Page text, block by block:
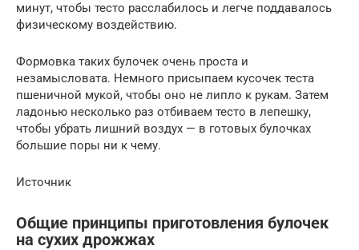
минут, чтобы тесто расслабилось и легче поддавалось
физическому воздействию.
Формовка таких булочек очень проста и
незамысловата. Немного присыпаем кусочек теста
пшеничной мукой, чтобы оно не липло к рукам. Затем
ладонью несколько раз отбиваем тесто в лепешку,
чтобы убрать лишний воздух — в готовых булочках
большие поры ни к чему.
Источник
Общие принципы приготовления булочек
на сухих дрожжах